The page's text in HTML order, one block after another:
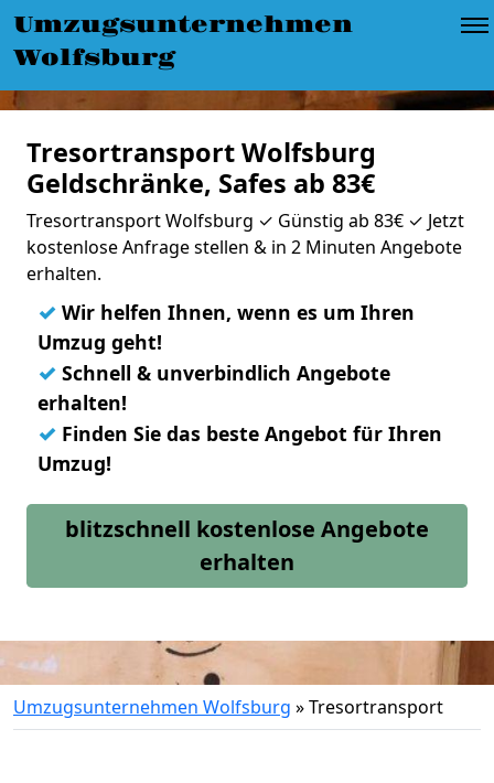
Umzugsunternehmen
Wolfsburg
Tresortransport Wolfsburg
Geldschränke, Safes ab 83€
Tresortransport Wolfsburg ✓ Günstig ab 83€ ✓ Jetzt
kostenlose Anfrage stellen & in 2 Minuten Angebote
erhalten.
✓ Wir helfen Ihnen, wenn es um Ihren
Umzug geht!
✓ Schnell & unverbindlich Angebote
erhalten!
✓ Finden Sie das beste Angebot für Ihren
Umzug!
blitzschnell kostenlose Angebote
erhalten
Umzugsunternehmen Wolfsburg »Tresortransport